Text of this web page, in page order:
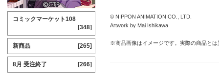
© NIPPON ANIMATION CO., LTD.
Artwork by Mai Ishikawa
※商品画像はイメージです。実際の商品と
コミックマーケット108
[348]
新商品 [265]
8月 受注終了 [266]